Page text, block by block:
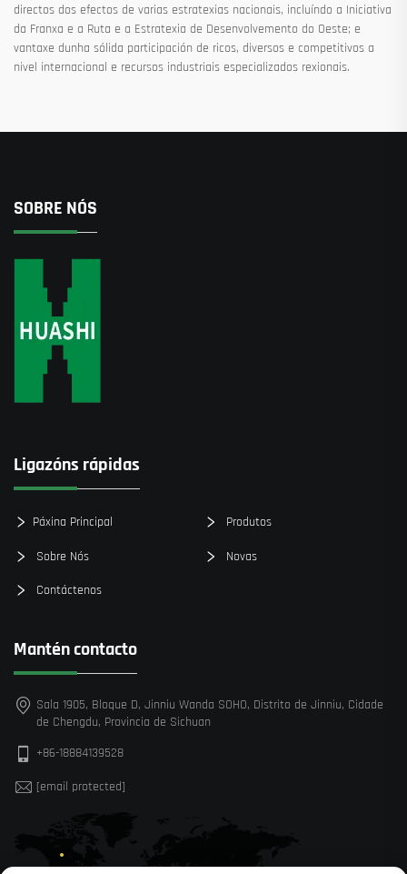
directos dos efectos de varias estratexias nacionais, incluíndo a Iniciativa
da Franxa e a Ruta e a Estratexia de Desenvolvemento do Oeste; e
vantaxe dunha sólida participación de ricos, diversos e competitivos a
nivel internacional e recursos industriais especializados rexionais.
SOBRE NÓS
Ligazóns rápidas
Páxina Principal Produtos
Sobre Nós Novas
Contáctenos
Mantén contacto
Sala 1905, Bloque D, Jinniu Wanda SOHO, Distrito de Jinniu, Cidade
de Chengdu, Provincia de Sichuan
+86-18884139528
[email protected]